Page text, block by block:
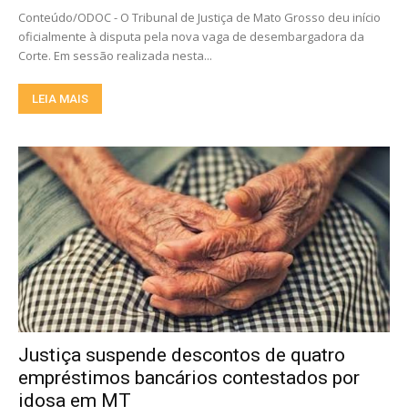
Conteúdo/ODOC - O Tribunal de Justiça de Mato Grosso deu início
oficialmente à disputa pela nova vaga de desembargadora da
Corte. Em sessão realizada nesta...
LEIA MAIS
Justiça suspende descontos de quatro
empréstimos bancários contestados por
idosa em MT